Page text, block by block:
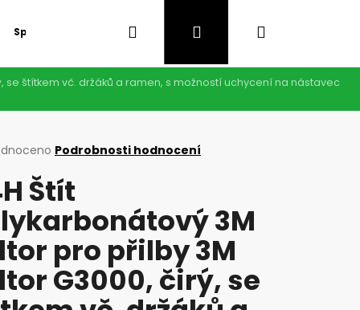
Speciální nabídka Hledat PřihlášeníNákupní
se štítkem vč. držáků a ramen, s možností uchycení na nástavec
Podrobnosti hodnocení
Štít
3M
pro přilby 3M
G3000, čirý, se